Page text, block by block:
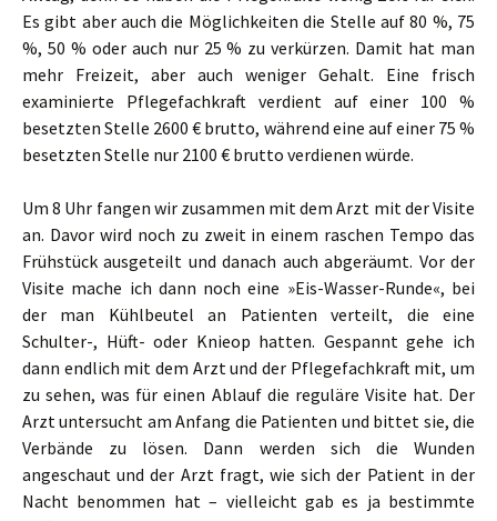
Es gibt aber auch die Möglichkeiten die Stelle auf 80 %, 75
%, 50 % oder auch nur 25 % zu verkürzen. Damit hat man
mehr Freizeit, aber auch weniger Gehalt. Eine frisch
examinierte Pflegefachkraft verdient auf einer 100 %
besetzten Stelle 2600 € brutto, während eine auf einer 75 %
besetzten Stelle nur 2100 € brutto verdienen würde.
Um 8 Uhr fangen wir zusammen mit dem Arzt mit der Visite
an. Davor wird noch zu zweit in einem raschen Tempo das
Frühstück ausgeteilt und danach auch abgeräumt. Vor der
Visite mache ich dann noch eine »Eis-Wasser-Runde«, bei
der man Kühlbeutel an Patienten verteilt, die eine
Schulter-, Hüft- oder Knieop hatten. Gespannt gehe ich
dann endlich mit dem Arzt und der Pflegefachkraft mit, um
zu sehen, was für einen Ablauf die reguläre Visite hat. Der
Arzt untersucht am Anfang die Patienten und bittet sie, die
Verbände zu lösen. Dann werden sich die Wunden
angeschaut und der Arzt fragt, wie sich der Patient in der
Nacht benommen hat – vielleicht gab es ja bestimmte